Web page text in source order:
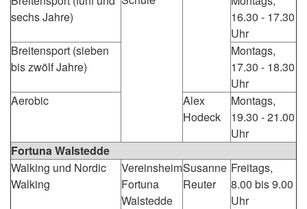
sechs Jahre)
16.30 - 17.30
Uhr
Breitensport (sieben
bis zwölf Jahre)
Montags,
17.30 - 18.30
Uhr
Aerobic
Alex
Hodeck
Montags,
19.30 - 21.00
Uhr
Fortuna Walstedde
Walking und Nordic
Walking
Vereinsheim
Fortuna
Walstedde
Susanne
Reuter
Freitags,
8.00 bis 9.00
Uhr